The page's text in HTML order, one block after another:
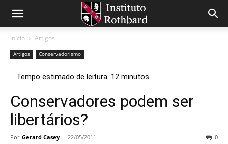
Início Artigos
Artigos Conservadorismo
Conservadores podem ser
libertários?
Por Gerard Casey - 22/05/2011 0